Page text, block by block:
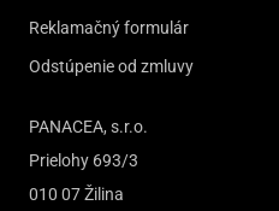
Reklamačný formulár
Odstúpenie od zmluvy
PANACEA, s.r.o.
Prielohy 693/3
010 07 Žilina